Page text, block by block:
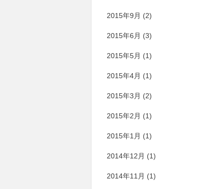
2015年9月 (2)
2015年6月 (3)
2015年5月 (1)
2015年4月 (1)
2015年3月 (2)
2015年2月 (1)
2015年1月 (1)
2014年12月 (1)
2014年11月 (1)